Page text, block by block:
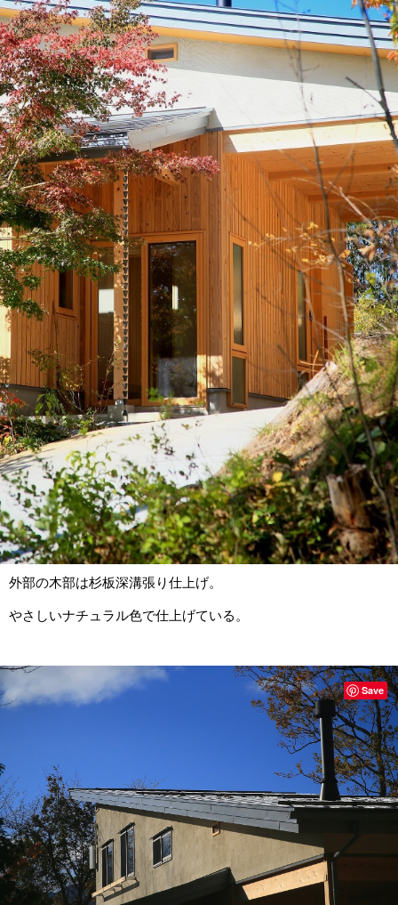
外部の木部は杉板深溝張り仕上げ。
やさしいナチュラル色で仕上げている。
Save